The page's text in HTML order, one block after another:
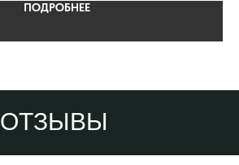
ПОДРОБНЕЕ
ОТЗЫВЫ